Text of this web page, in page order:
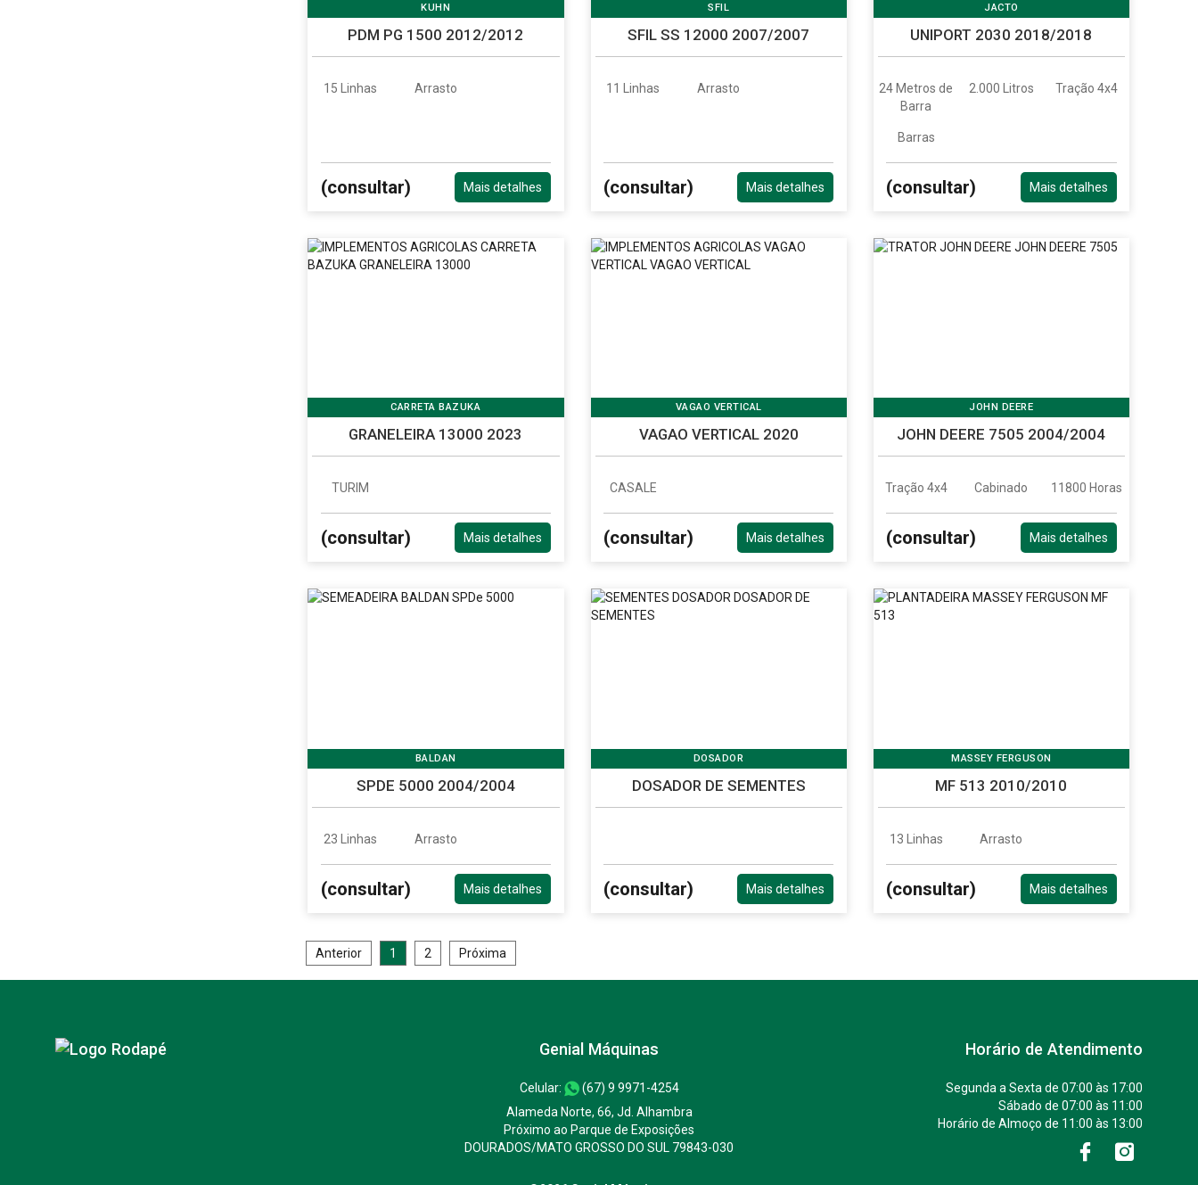
KUHN
PDM PG 1500 2012/2012
15 Linhas Arrasto
(consultar) Mais detalhes
SFIL
SFIL SS 12000 2007/2007
11 Linhas Arrasto
(consultar) Mais detalhes
JACTO
UNIPORT 2030 2018/2018
24 Metros de
Barra
2.000 Litros Tração 4x4
Barras
(consultar) Mais detalhes
CARRETA BAZUKA
GRANELEIRA 13000 2023
TURIM
(consultar) Mais detalhes
VAGAO VERTICAL
VAGAO VERTICAL 2020
CASALE
(consultar) Mais detalhes
JOHN DEERE
JOHN DEERE 7505 2004/2004
Tração 4x4 Cabinado 11800 Horas
(consultar) Mais detalhes
BALDAN
SPDE 5000 2004/2004
23 Linhas Arrasto
(consultar) Mais detalhes
DOSADOR
DOSADOR DE SEMENTES
(consultar) Mais detalhes
MASSEY FERGUSON
MF 513 2010/2010
13 Linhas Arrasto
(consultar) Mais detalhes
Anterior 1 2 Próxima
Genial Máquinas
Celular:
(67) 9 9971-4254
Alameda Norte, 66, Jd. Alhambra
Próximo ao Parque de Exposições
DOURADOS/MATO GROSSO DO SUL 79843-030
Horário de Atendimento
Segunda a Sexta de 07:00 às 17:00
Sábado de 07:00 às 11:00
Horário de Almoço de 11:00 às 13:00